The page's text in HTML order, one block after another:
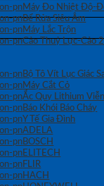
Máy Đo Nhiệt Độ-
Bể Rửa Siêu Âm
Máy Lắc Trộn
Cảo Thuỷ Lực-Cảo
Bộ Tô Vít Lục Giác
Máy Cắt Cỏ
Ắc Quy Lithium
Báo Khói Báo Cháy
Y Tế Gia Đình
ADELA
BOSCH
ELITECH
FLIR
HACH